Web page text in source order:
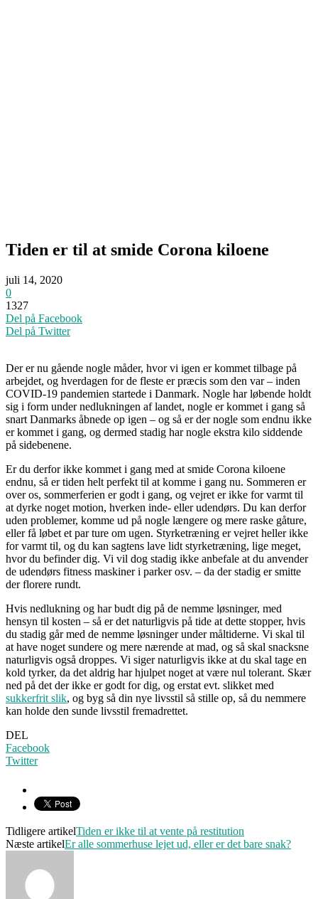
Tiden er til at smide Corona kiloene
juli 14, 2020
0
1327
Del på Facebook
Del på Twitter
Der er nu gående nogle måder, hvor vi igen er kommet tilbage på
arbejdet, og hverdagen for de fleste er præcis som den var – inden
COVID-19 pandemien startede i Danmark. Nogle har løbende holdt
sig i form under nedlukningen af landet, nogle er kommet i gang så
snart Danmarks åbnede op igen – og så er der nogle som endnu ikke
er kommet i gang, og dermed stadig har nogle ekstra kilo siddende
på sidebenene.
Er du derfor ikke kommet i gang med at smide Corona kiloene
endnu, så er tiden helt perfekt til at komme i gang nu. Sommeren er
over os, sommerferien er godt i gang, og vejret er ikke for varmt til
at dyrke noget motion, hverken inde- eller udendørs. Du kan derfor
uden problemer, komme ud på nogle længere og mere raske gåture,
eller få løbet et par ture om ugen. Styrketræning er vejret heller ikke
for varmt til, og du kan sagtens lave lidt styrketræning, lige meget,
hvor du befinder dig. Vi vil dog stadig ikke anbefale at du anvender
de udendørs fitness maskiner i parker osv. – da der stadig er smitte
der florere rundt.
Hvis nedlukning og har budt dig på de nemme løsninger, med
hensyn til kosten – så er det naturligvis på tide at dette stopper, hvis
du stadig går med de nemme løsninger under måltiderne. Vi skal til
at have noget sundere og mere nærende at mad, og så skal snacksne
naturligvis også droppes. Vi siger naturligvis ikke at du skal tage en
kold tyrker, da det aldrig har hjulpet noget at være nul tolerant. Skær
ned på det der ikke er godt for dig, og erstat evt. slikket med
sukkerfrit slik, og byg så din nye livsstil så stille op, så du nemmere
kan holde den sunde livsstil fremadrettet.
DEL
Facebook
Twitter
Tidligere artikelTiden er ikke til at vente på restitution
Næste artikelEr alle sommerhuse lejet ud, eller er det bare snak?